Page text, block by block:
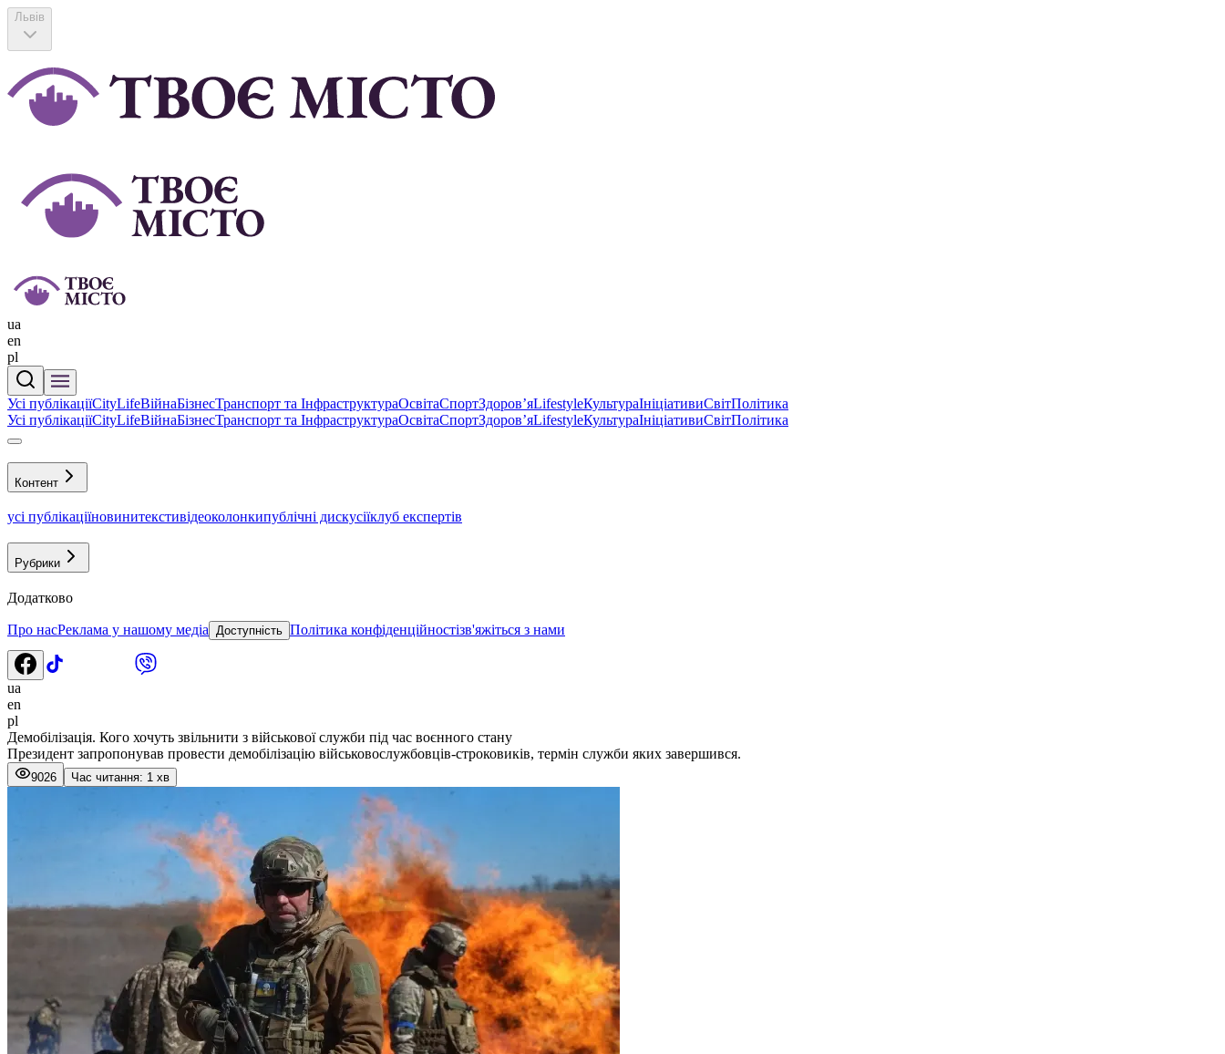
Львів
ua
en
pl
Усі публікаціїCityLifeВійнаБізнесТранспорт та ІнфраструктураОсвітаСпортЗдоровʼяLifestyleКультураІніціативиСвітПолітика
Усі публікаціїCityLifeВійнаБізнесТранспорт та ІнфраструктураОсвітаСпортЗдоровʼяLifestyleКультураІніціативиСвітПолітика
Контент
усі публікаціїновинитекстивідеоколонкипублічні дискусіїклуб експертів
Рубрики
Додатково
Про насРеклама у нашому медіа Доступність Політика конфіденційностізв'яжіться з нами
ua
en
pl
Демобілізація. Кого хочуть звільнити з військової служби під час воєнного стану
Президент запропонував провести демобілізацію військовослужбовців-строковиків, термін служби яких завершився.
9026 Час читання: 1 хв